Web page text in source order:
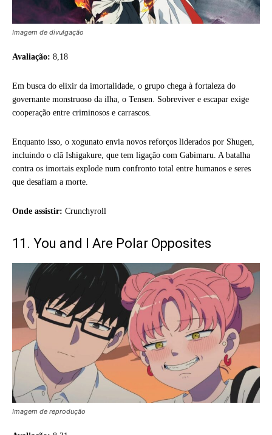
Imagem de divulgação
Avaliação: 8,18
Em busca do elixir da imortalidade, o grupo chega à fortaleza do
governante monstruoso da ilha, o Tensen. Sobreviver e escapar exige
cooperação entre criminosos e carrascos.
Enquanto isso, o xogunato envia novos reforços liderados por Shugen,
incluindo o clã Ishigakure, que tem ligação com Gabimaru. A batalha
contra os imortais explode num confronto total entre humanos e seres
que desafiam a morte.
Onde assistir: Crunchyroll
11. You and I Are Polar Opposites
Imagem de reprodução